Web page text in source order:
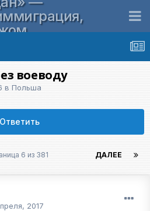
воеводу
в Польша
Ответить
ДАЛЕЕ
6 из 381
2017